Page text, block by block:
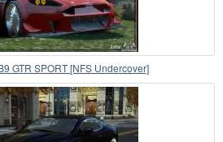
GTR SPORT [NFS Undercover]